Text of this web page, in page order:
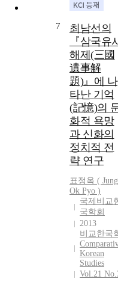
7
최남선의
『삼국유
해제(三國
遺事解
題)』에 나
타난 기억
(記憶)의
화적 욕망
과 신화의
정치적 전
략 연구
표정옥 ( Jung
Ok Pyo )
국제비교
국학회
2013
비교한국
Korean
Studies
Vol.21